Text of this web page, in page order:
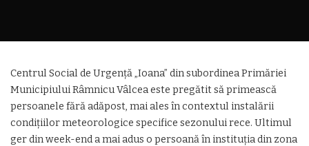
Centrul Social de Urgență „Ioana” din subordinea Primăriei
Municipiului Râmnicu Vâlcea este pregătit să primească
persoanele fără adăpost, mai ales în contextul instalării
condițiilor meteorologice specifice sezonului rece. Ultimul
ger din week-end a mai adus o persoană în instituția din zona